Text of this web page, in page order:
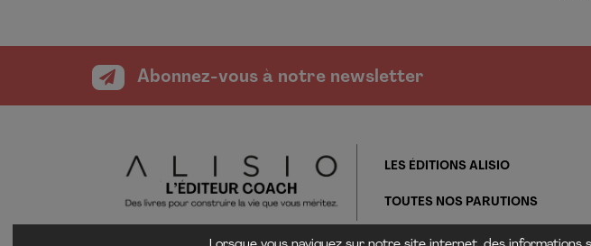
Abonnez-vous à notre newsletter
LES ÉDITIONS ALISIO
TOUTES NOS PARUTIONS